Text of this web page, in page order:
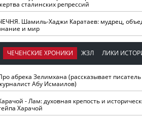
сталинских репрессий
Шамиль-Хаджи Каратаев: мудрец,
и мир
ЧЕЧЕНСКИЕ ХРОНИКИ ЖЗЛ ЛИКИ
абрека Зелимхана (рассказывает
Абу Исмаилов)
- Лам: духовная крепость и
Харачой